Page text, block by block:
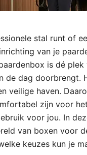
stal runt of
van je
is dé plek
de dag doorbrengt.
veilige haven.
zijn voor
voor jou. In
van boxen voor
keuzes kun je